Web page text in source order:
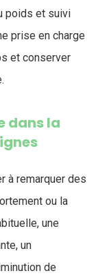
poids et suivi
prise en charge
et conserver
dans la
à remarquer des
ou la
une
un
de